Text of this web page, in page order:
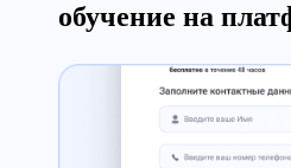
обучение на